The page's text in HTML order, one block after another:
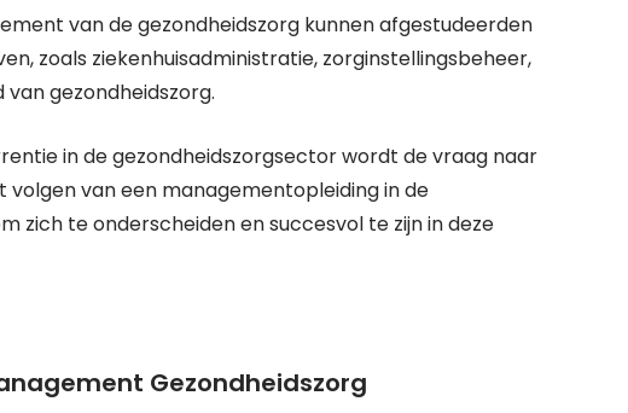
van de gezondheidszorg kunnen afgestudeerden
zoals ziekenhuisadministratie, zorginstellingsbeheer,
gezondheidszorg.
in de gezondheidszorgsector wordt de vraag naar
van een managementopleiding in de
zich te onderscheiden en succesvol te zijn in deze
Gezondheidszorg